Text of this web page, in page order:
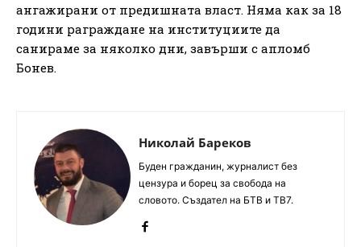
ангажирани от предишната власт. Няма как за 18
години раграждане на институциите да
санираме за няколко дни, завърши с апломб
Бонев.
Николай Бареков
Буден гражданин, журналист без
цензура и борец за свобода на
словото. Създател на БТВ и ТВ7.